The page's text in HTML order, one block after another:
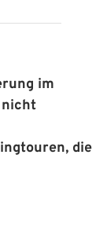
im
nicht
die